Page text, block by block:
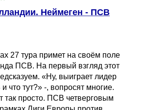
Неймеген - ПСВ
27 тура примет на своём поле
ПСВ. На первый взгляд этот
«Ну, выиграет лидер
что тут?» -, вопросят многие.
так просто. ПСВ четверговым